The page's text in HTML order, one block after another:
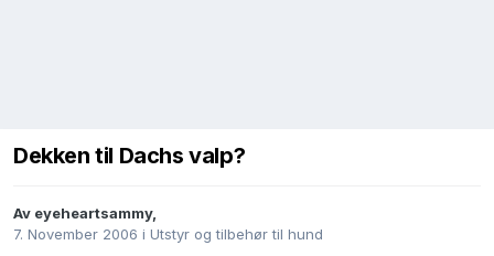
Dekken til Dachs valp?
Av eyeheartsammy,
7. November 2006 i Utstyr og tilbehør til hund